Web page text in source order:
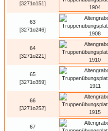
[3271o151]
63
[3271o246]
64
[3271o221]
65
[3271o359]
66
[3271o252]
67